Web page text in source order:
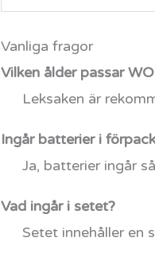
Vanliga fragor
Vilken ålder passar
Leksaken är
Ingår batterier i
Ja, batterier ingår
Vad ingår i setet?
Setet innehåller en